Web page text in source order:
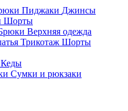
Пиджаки Джинсы
Шорты
Верхняя одежда
Трикотаж Шорты
Кеды
Сумки и рюкзаки